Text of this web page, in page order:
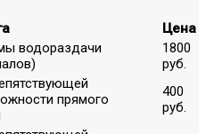
Цена
водораздачи
1800
руб.
прямого
400
руб.